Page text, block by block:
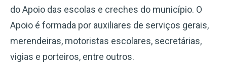
do Apoio das escolas e creches do município. O
Apoio é formada por auxiliares de serviços gerais,
merendeiras, motoristas escolares, secretárias,
vigias e porteiros, entre outros.